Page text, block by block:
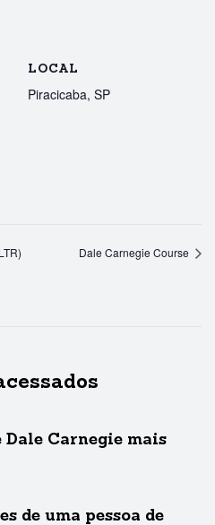
LOCAL
Piracicaba, SP
Dale Carnegie Course
Dale Carnegie mais
de uma pessoa de